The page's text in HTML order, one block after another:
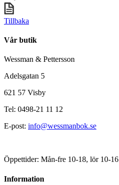
Tillbaka
Vår butik
Wessman & Pettersson
Adelsgatan 5
621 57 Visby
Tel: 0498-21 11 12
E-post: info@wessmanbok.se
Öppettider: Mån-fre 10-18, lör 10-16
Information